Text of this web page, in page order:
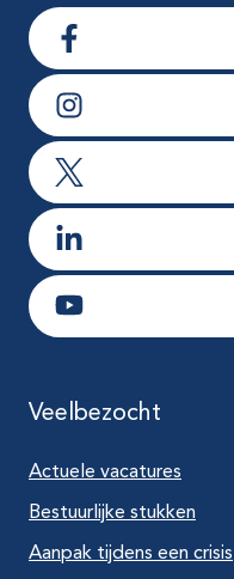
Ga naar Facebook
Ga naar Instagram
Ga naar X
Ga naar LinkedIn
Ga naar Youtube
Veelbezocht
Actuele vacatures
Bestuurlijke stukken
Aanpak tijdens een crisis